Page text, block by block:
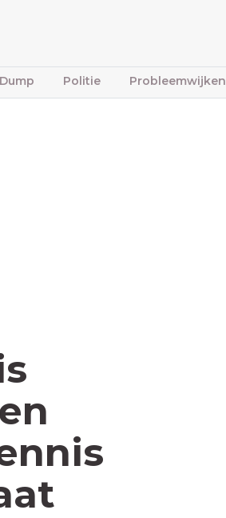
Politie Probleemwijken